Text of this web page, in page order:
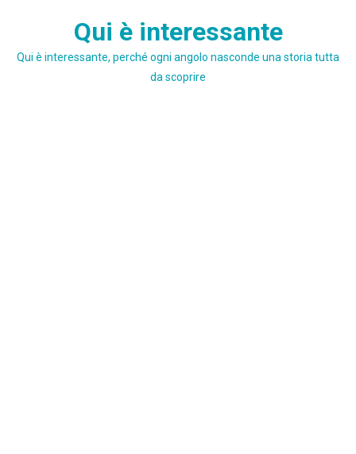
Qui è interessante
Qui è interessante, perché ogni angolo nasconde una storia tutta
da scoprire